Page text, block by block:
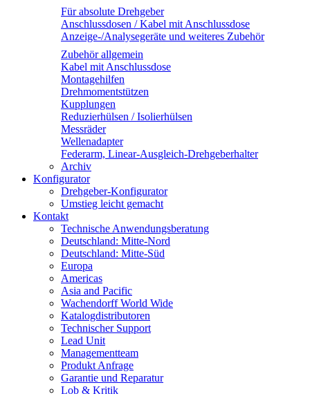
Für absolute Drehgeber
Anschlussdosen / Kabel mit Anschlussdose
Anzeige-/Analysegeräte und weiteres Zubehör
Zubehör allgemein
Kabel mit Anschlussdose
Montagehilfen
Drehmomentstützen
Kupplungen
Reduzierhülsen / Isolierhülsen
Messräder
Wellenadapter
Federarm, Linear-Ausgleich-Drehgeberhalter
Archiv
Konfigurator
Drehgeber-Konfigurator
Umstieg leicht gemacht
Kontakt
Technische Anwendungsberatung
Deutschland: Mitte-Nord
Deutschland: Mitte-Süd
Europa
Americas
Asia and Pacific
Wachendorff World Wide
Katalogdistributoren
Technischer Support
Lead Unit
Managementteam
Produkt Anfrage
Garantie und Reparatur
Lob & Kritik